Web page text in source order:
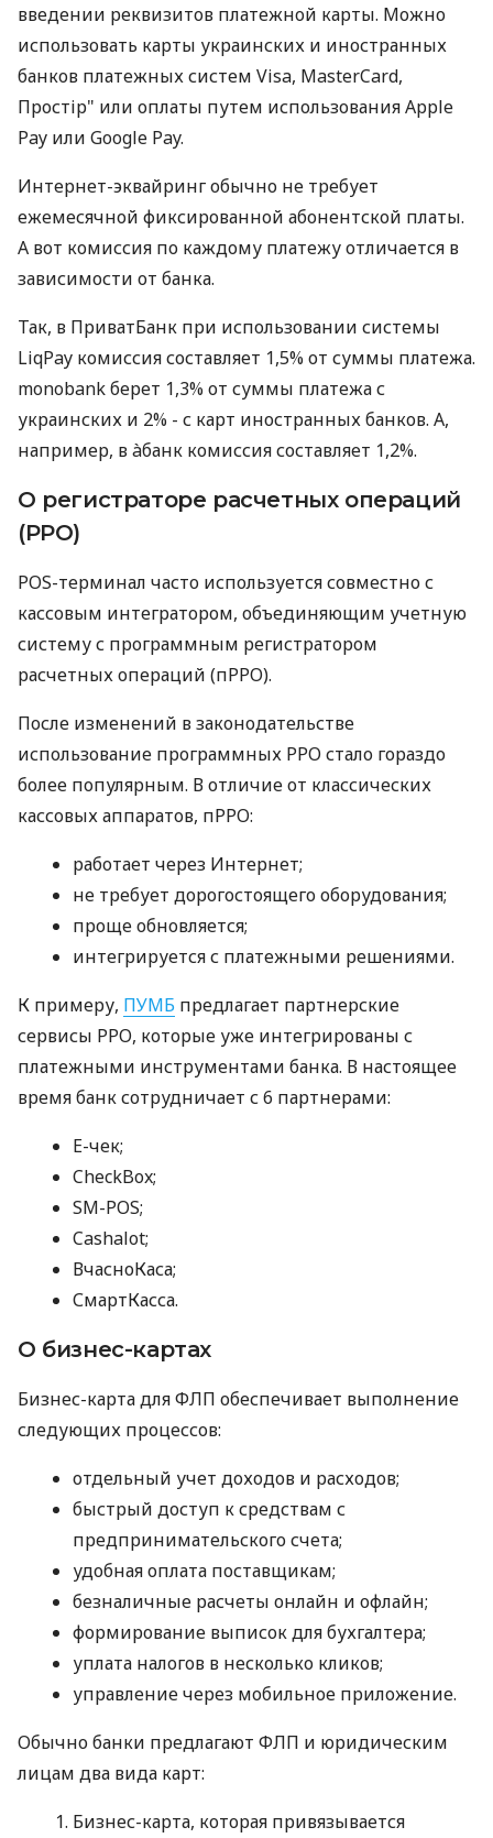
введении реквизитов платежной карты. Можно
использовать карты украинских и иностранных
банков платежных систем Visa, MasterCard,
Простір" или оплаты путем использования Apple
Pay или Google Pay.
Интернет-эквайринг обычно не требует
ежемесячной фиксированной абонентской платы.
А вот комиссия по каждому платежу отличается в
зависимости от банка.
Так, в ПриватБанк при использовании системы
LiqPay комиссия составляет 1,5% от суммы платежа.
monobank берет 1,3% от суммы платежа с
украинских и 2% - с карт иностранных банков. А,
например, в àбанк комиссия составляет 1,2%.
О регистраторе расчетных операций
(РРО)
POS-терминал часто используется совместно с
кассовым интегратором, объединяющим учетную
систему с программным регистратором
расчетных операций (пРРО).
После изменений в законодательстве
использование программных РРО стало гораздо
более популярным. В отличие от классических
кассовых аппаратов, пРРО:
работает через Интернет;
не требует дорогостоящего оборудования;
проще обновляется;
интегрируется с платежными решениями.
К примеру, ПУМБ предлагает партнерские
сервисы РРО, которые уже интегрированы с
платежными инструментами банка. В настоящее
время банк сотрудничает с 6 партнерами:
E-чек;
CheckBox;
SM-POS;
Cashalot;
ВчасноКаса;
СмартКасса.
О бизнес-картах
Бизнес-карта для ФЛП обеспечивает выполнение
следующих процессов:
отдельный учет доходов и расходов;
быстрый доступ к средствам с
предпринимательского счета;
удобная оплата поставщикам;
безналичные расчеты онлайн и офлайн;
формирование выписок для бухгалтера;
уплата налогов в несколько кликов;
управление через мобильное приложение.
Обычно банки предлагают ФЛП и юридическим
лицам два вида карт:
Бизнес-карта, которая привязывается